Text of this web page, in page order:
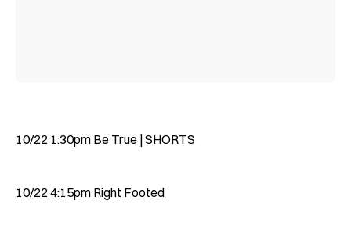
10/22 1:30pm Be True | SHORTS
10/22 4:15pm Right Footed